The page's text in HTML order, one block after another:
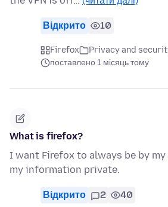
Відкрито 10
Firefox
Privacy and
поставлено 1 місяць тому
What is firefox?
I want Firefox to always be by my
my information private.
Відкрито 2 40